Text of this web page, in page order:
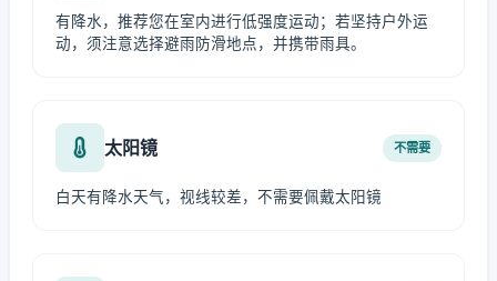
有降水，推荐您在室内进行低强度运动；若坚持户外运
动，须注意选择避雨防滑地点，并携带雨具。
太阳镜 不需要
白天有降水天气，视线较差，不需要佩戴太阳镜